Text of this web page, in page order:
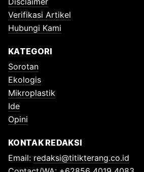
Verifikasi Artikel
Hubungi Kami
KATEGORI
Sorotan
Ekologis
Mikroplastik
Ide
Opini
KONTAK REDAKSI
Email: redaksi@titikterang.co.id